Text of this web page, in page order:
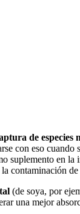
de especies
con eso
en
contaminación de
(de soya, por
una mejor